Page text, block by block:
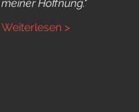
meiner Hoffnung."
Weiterlesen >